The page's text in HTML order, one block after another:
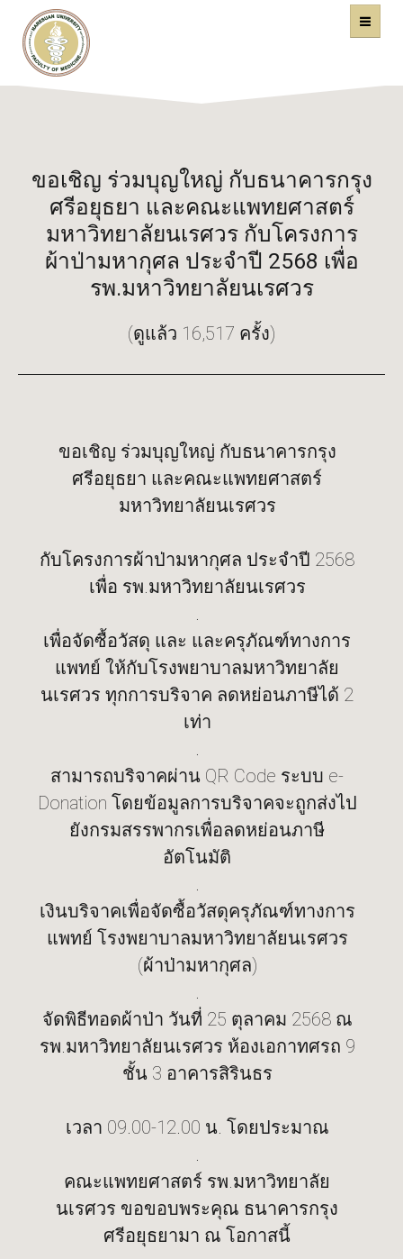
คณะแพทยศาสตร์
ขอเชิญ ร่วมบุญใหญ่ กับธนาคารกรุง
ศรีอยุธยา และคณะแพทยศาสตร์
มหาวิทยาลัยนเรศวร กับโครงการ
ผ้าป่ามหากุศล ประจำปี 2568 เพื่อ
รพ.มหาวิทยาลัยนเรศวร
(ดูแล้ว 16,517 ครั้ง)
ขอเชิญ ร่วมบุญใหญ่ กับธนาคารกรุง
ศรีอยุธยา และคณะแพทยศาสตร์
มหาวิทยาลัยนเรศวร
กับโครงการผ้าป่ามหากุศล ประจำปี 2568
เพื่อ รพ.มหาวิทยาลัยนเรศวร
.
เพื่อจัดซื้อวัสดุ และ และครุภัณฑ์ทางการ
แพทย์ ให้กับโรงพยาบาลมหาวิทยาลัย
นเรศวร ทุกการบริจาค ลดหย่อนภาษีได้ 2
เท่า
.
สามารถบริจาคผ่าน QR Code ระบบ e-
Donation โดยข้อมูลการบริจาคจะถูกส่งไป
ยังกรมสรรพากรเพื่อลดหย่อนภาษี
อัตโนมัติ
.
เงินบริจาคเพื่อจัดซื้อวัสดุครุภัณฑ์ทางการ
แพทย์ โรงพยาบาลมหาวิทยาลัยนเรศวร
(ผ้าป่ามหากุศล)
.
จัดพิธีทอดผ้าป่า วันที่ 25 ตุลาคม 2568 ณ
รพ.มหาวิทยาลัยนเรศวร ห้องเอกาทศรถ 9
ชั้น 3 อาคารสิรินธร
เวลา 09.00-12.00 น. โดยประมาณ
.
คณะแพทยศาสตร์ รพ.มหาวิทยาลัย
นเรศวร ขอขอบพระคุณ ธนาคารกรุง
ศรีอยุธยามา ณ โอกาสนี้